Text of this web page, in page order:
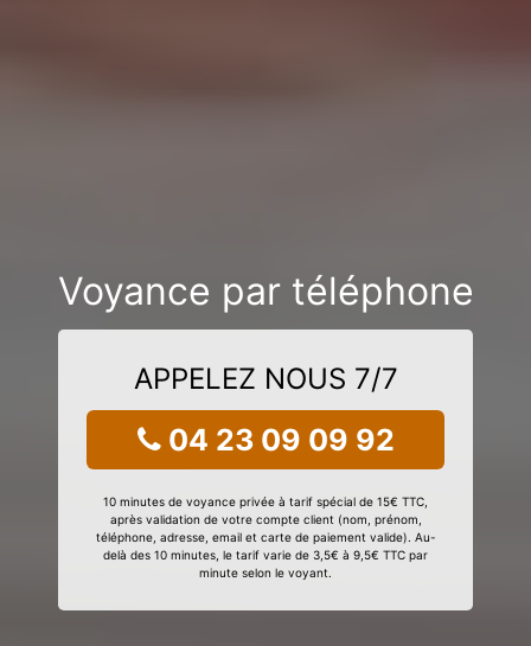
Voyance par téléphone
APPELEZ NOUS 7/7
04 23 09 09 92
10 minutes de voyance privée à tarif spécial de 15€ TTC,
après validation de votre compte client (nom, prénom,
téléphone, adresse, email et carte de paiement valide). Au-
delà des 10 minutes, le tarif varie de 3,5€ à 9,5€ TTC par
minute selon le voyant.